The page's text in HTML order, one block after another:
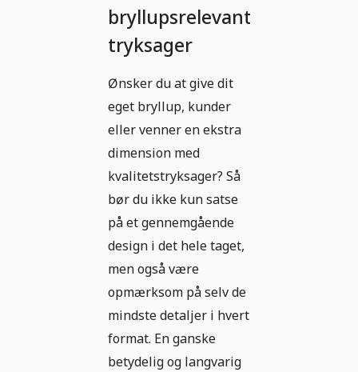
bryllupsrelevante
tryksager
Ønsker du at give dit
eget bryllup, kunder
eller venner en ekstra
dimension med
kvalitetstryksager? Så
bør du ikke kun satse
på et gennemgående
design i det hele taget,
men også være
opmærksom på selv de
mindste detaljer i hvert
format. En ganske
betydelig og langvarig